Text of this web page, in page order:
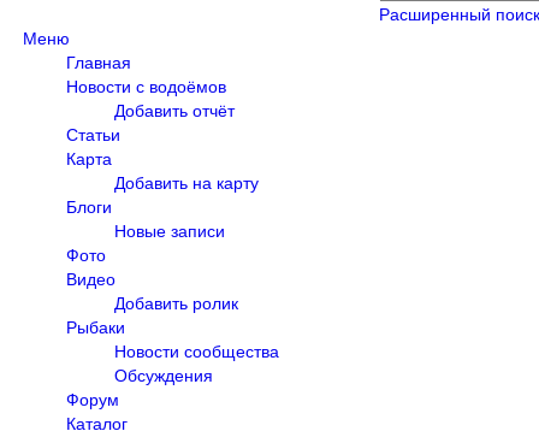
Расширенный поиск
Меню
Главная
Новости с водоёмов
Добавить отчёт
Статьи
Карта
Добавить на карту
Блоги
Новые записи
Фото
Видео
Добавить ролик
Рыбаки
Новости сообщества
Обсуждения
Форум
Каталог